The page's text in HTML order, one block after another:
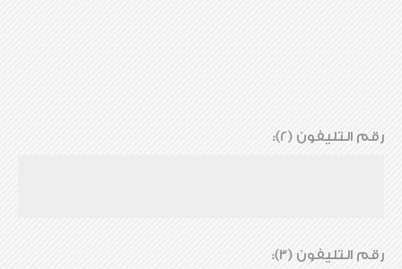
رقم التليفون (2):
رقم التليفون (3):